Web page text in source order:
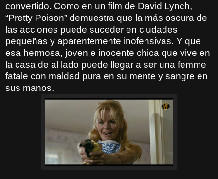
convertido. Como en un film de David Lynch,
“Pretty Poison” demuestra que la más oscura de
las acciones puede suceder en ciudades
pequeñas y aparentemente inofensivas. Y que
esa hermosa, joven e inocente chica que vive en
la casa de al lado puede llegar a ser una femme
fatale con maldad pura en su mente y sangre en
sus manos.